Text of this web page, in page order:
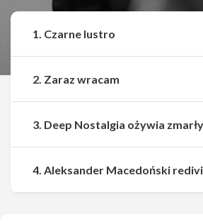
Udostępnij
1. Czarne lustro
2. Zaraz wracam
3. Deep Nostalgia ożywia
4. Aleksander Macedoński